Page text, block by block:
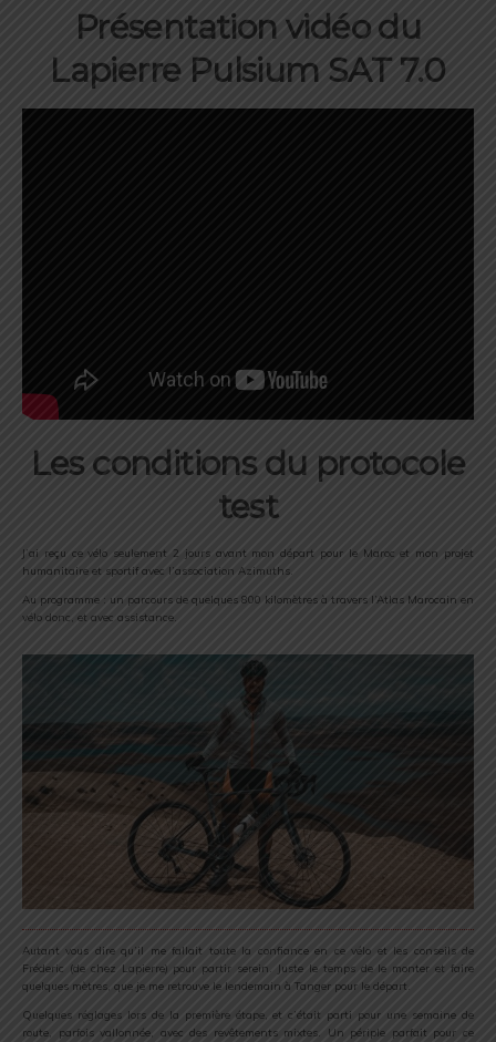
Présentation vidéo du
Lapierre Pulsium SAT 7.0
Les conditions du protocole
test
J’ai reçu ce vélo seulement 2 jours avant mon départ pour le Maroc et mon projet
humanitaire et sportif avec l’association Azimuths.
Au programme : un parcours de quelques 800 kilomètres à travers l’Atlas Marocain en
vélo donc, et avec assistance.
Autant vous dire qu’il me fallait toute la confiance en ce vélo et les conseils de
Fréderic (de chez Lapierre) pour partir serein. Juste le temps de le monter et faire
quelques mètres, que je me retrouve le lendemain à Tanger pour le départ.
Quelques réglages lors de la première étape, et c’était parti pour une semaine de
route, parfois vallonnée, avec des revêtements mixtes. Un périple parfait pour ce